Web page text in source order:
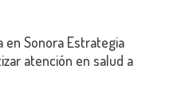
en Sonora Estrategia
atención en salud a